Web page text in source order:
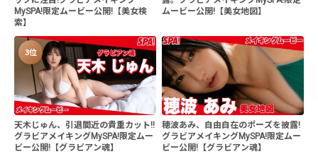
MySPA!限定ムービー公開!【美女検
索】
ムービー公開!【美女地図】
3位
天木じゅん、引退間近の貴重カット!!
グラビアメイキングMySPA!限定ムー
ビー公開!【グラビアン魂】
穂波あみ、自由自在のポーズを披露!
グラビアメイキングMySPA!限定ムー
ビー公開!【グラビアン魂】